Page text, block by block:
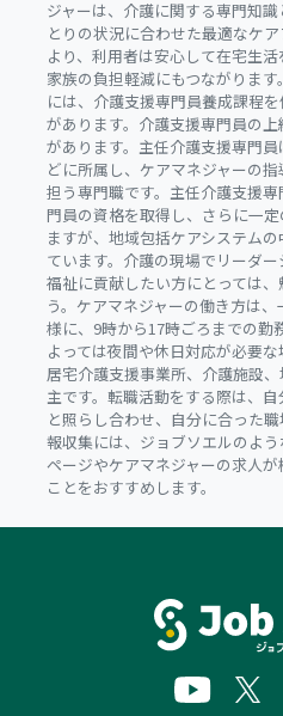
ジャーは、介護に関する専門知
とりの状況に合わせた最適なケ
より、利用者は安心して在宅生
家族の負担軽減にもつながりま
には、介護支援専門員養成課程
があります。介護支援専門員の
があります。主任介護支援専門
どに所属し、ケアマネジャーの
担う専門職です。主任介護支援
門員の資格を取得し、さらに一
ますが、地域包括ケアシステム
ています。介護の現場でリーダ
福祉に貢献したい方にとっては
う。ケアマネジャーの働き方は
様に、9時から17時ごろまでの勤
よっては夜間や休日対応が必要
居宅介護支援事業所、介護施設
主です。転職活動をする際は、
と照らし合わせ、自分に合った
報収集には、ジョブソエルのよ
ページやケアマネジャーの求人
ことをおすすめします。